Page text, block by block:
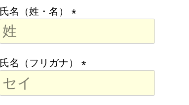
氏名（姓・名）
必
須
)
氏名（フリガナ）
必